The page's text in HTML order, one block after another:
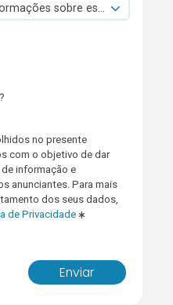
sobre esta viatura.
no presente
com o objetivo de dar
informação e
anunciantes. Para mais
dos seus dados,
de Privacidade
Enviar